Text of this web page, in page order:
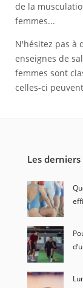
de la
femmes...
N'hésitez pas à
enseignes de
femmes sont
celles-ci
Les